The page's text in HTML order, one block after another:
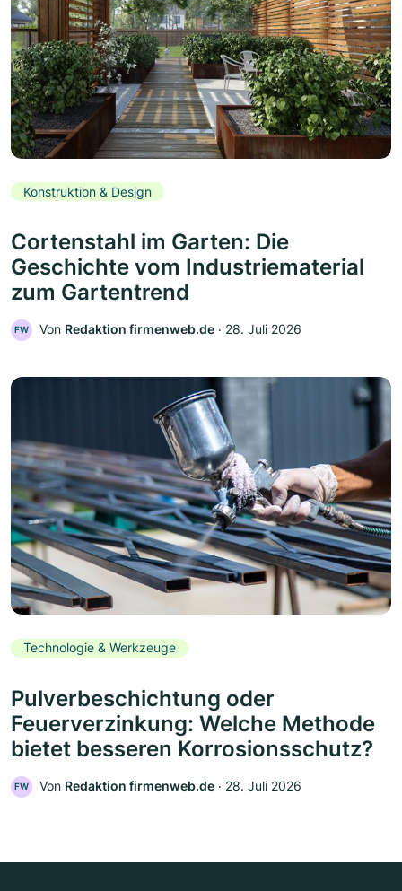
Konstruktion & Design
Cortenstahl im Garten: Die
Geschichte vom Industriematerial
zum Gartentrend
FW Von Redaktion firmenweb.de ‧ 28. Juli 2026
Technologie & Werkzeuge
Pulverbeschichtung oder
Feuerverzinkung: Welche Methode
bietet besseren Korrosionsschutz?
FW Von Redaktion firmenweb.de ‧ 28. Juli 2026